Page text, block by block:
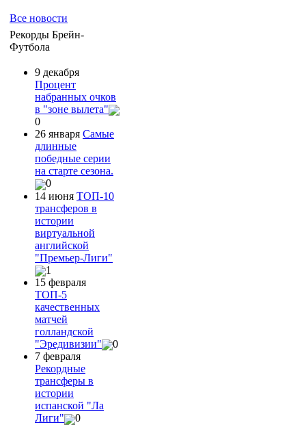
Все новости
Рекорды Брейн-
Футбола
9 декабря
Процент
набранных очков
в "зоне вылета"
0
26 января Самые
длинные
победные серии
на старте сезона.
0
14 июня ТОП-10
трансферов в
истории
виртуальной
английской
"Премьер-Лиги"
1
15 февраля
ТОП-5
качественных
матчей
голландской
"Эредивизии"
0
7 февраля
Рекордные
трансферы в
истории
испанской "Ла
Лиги"
0